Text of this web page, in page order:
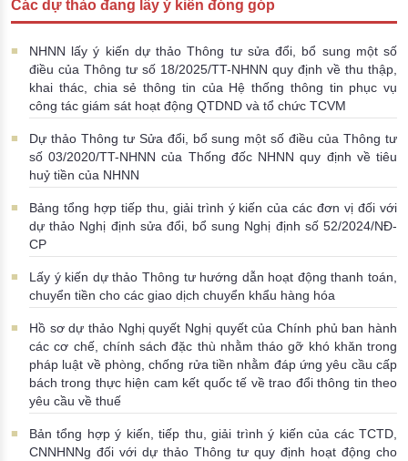
Đào tạo ISO
Các dự thảo đang lấy ý kiến đóng góp
NHNN lấy ý kiến dự thảo Thông tư sửa đổi, bổ sung một số
điều của Thông tư số 18/2025/TT-NHNN quy định về thu thập,
khai thác, chia sẻ thông tin của Hệ thống thông tin phục vụ
công tác giám sát hoạt động QTDND và tổ chức TCVM
Dự thảo Thông tư Sửa đổi, bổ sung một số điều của Thông tư
số 03/2020/TT-NHNN của Thống đốc NHNN quy định về tiêu
huỷ tiền của NHNN
Bảng tổng hợp tiếp thu, giải trình ý kiến của các đơn vị đối với
dự thảo Nghị định sửa đổi, bổ sung Nghị định số 52/2024/NĐ-
CP
Lấy ý kiến dự thảo Thông tư hướng dẫn hoạt động thanh toán,
chuyển tiền cho các giao dịch chuyển khẩu hàng hóa
Hồ sơ dự thảo Nghị quyết Nghị quyết của Chính phủ ban hành
các cơ chế, chính sách đặc thù nhằm tháo gỡ khó khăn trong
pháp luật về phòng, chống rửa tiền nhằm đáp ứng yêu cầu cấp
bách trong thực hiện cam kết quốc tế về trao đổi thông tin theo
yêu cầu về thuế
Bản tổng hợp ý kiến, tiếp thu, giải trình ý kiến của các TCTD,
CNNHNNg đối với dự thảo Thông tư quy định hoạt động cho